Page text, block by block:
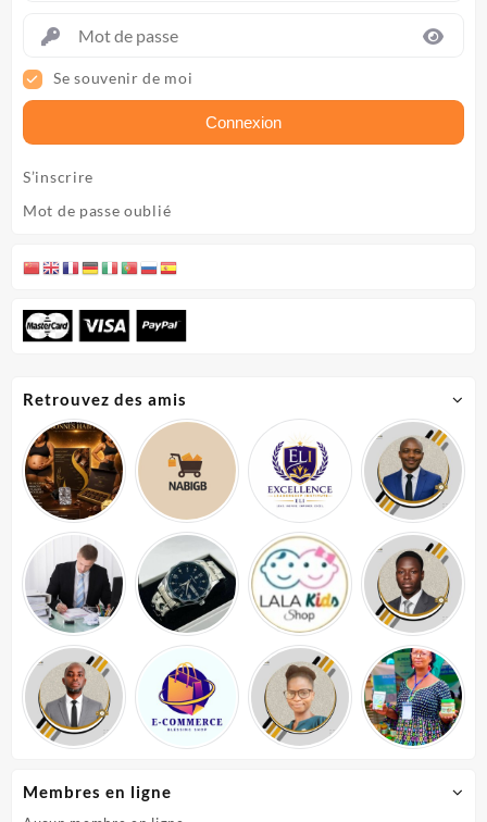
Se souvenir de moi
Connexion
S’inscrire
Mot de passe oublié
Retrouvez des amis
Membres en ligne